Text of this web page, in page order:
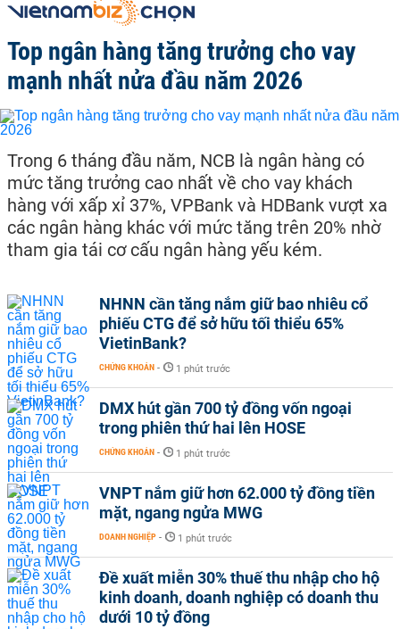
Top ngân hàng tăng trưởng cho vay
mạnh nhất nửa đầu năm 2026
Trong 6 tháng đầu năm, NCB là ngân hàng có
mức tăng trưởng cao nhất về cho vay khách
hàng với xấp xỉ 37%, VPBank và HDBank vượt xa
các ngân hàng khác với mức tăng trên 20% nhờ
tham gia tái cơ cấu ngân hàng yếu kém.
NHNN cần tăng nắm giữ bao nhiêu cổ
phiếu CTG để sở hữu tối thiểu 65%
VietinBank?
CHỨNG KHOÁN - 1 phút trước
DMX hút gần 700 tỷ đồng vốn ngoại
trong phiên thứ hai lên HOSE
CHỨNG KHOÁN - 1 phút trước
VNPT nắm giữ hơn 62.000 tỷ đồng tiền
mặt, ngang ngửa MWG
DOANH NGHIỆP - 1 phút trước
Đề xuất miễn 30% thuế thu nhập cho hộ
kinh doanh, doanh nghiệp có doanh thu
dưới 10 tỷ đồng